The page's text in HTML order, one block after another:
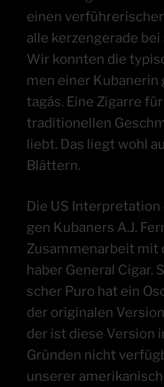
einen
alle ker­zen­ge­ra­de
Wir konn­ten die
men einer Kuba­ne­rin
ta­gás. Eine Zigar­re
tra­di­tio­nel­len
liebt. Das liegt wohl
Blättern.
Die US
gen Kuba­ners A.J.
Zusam­men­ar­beit
ha­ber Gene­ral Cigar.
scher Puro hat ein
der ori­gi­na­len
der ist die­se Ver­si­on
Grün­den nicht
unse­rer